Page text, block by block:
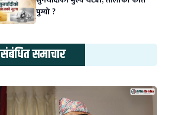
पुग्यो ?
संबंधित समाचार